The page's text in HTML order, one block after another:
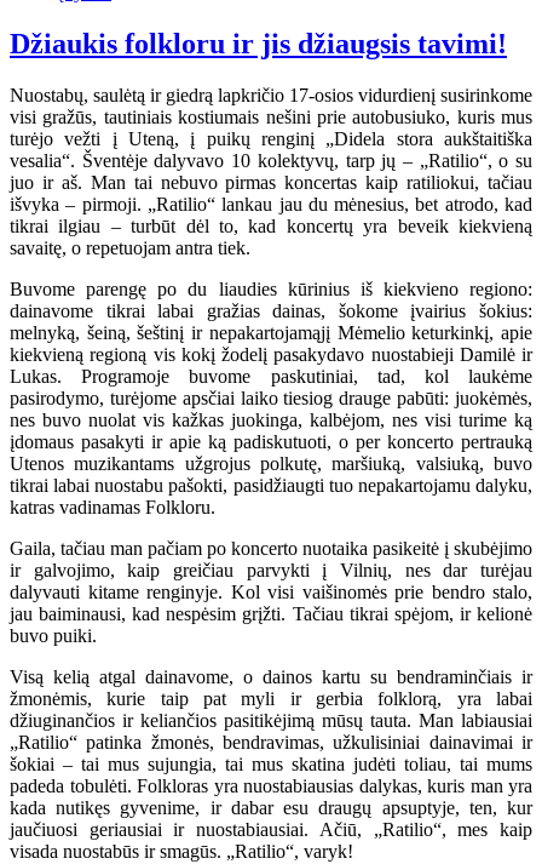
Džiaukis folkloru ir jis džiaugsis tavimi!
Nuostabų, saulėtą ir giedrą lapkričio 17-osios vidurdienį susirinkome
visi gražūs, tautiniais kostiumais nešini prie autobusiuko, kuris mus
turėjo vežti į Uteną, į puikų renginį „Didela stora aukštaitiška
vesalia“. Šventėje dalyvavo 10 kolektyvų, tarp jų – „Ratilio“, o su
juo ir aš. Man tai nebuvo pirmas koncertas kaip ratiliokui, tačiau
išvyka – pirmoji. „Ratilio“ lankau jau du mėnesius, bet atrodo, kad
tikrai ilgiau – turbūt dėl to, kad koncertų yra beveik kiekvieną
savaitę, o repetuojam antra tiek.
Buvome parengę po du liaudies kūrinius iš kiekvieno regiono:
dainavome tikrai labai gražias dainas, šokome įvairius šokius:
melnyką, šeiną, šeštinį ir nepakartojamąjį Mėmelio keturkinkį, apie
kiekvieną regioną vis kokį žodelį pasakydavo nuostabieji Damilė ir
Lukas. Programoje buvome paskutiniai, tad, kol laukėme
pasirodymo, turėjome apsčiai laiko tiesiog drauge pabūti: juokėmės,
nes buvo nuolat vis kažkas juokinga, kalbėjom, nes visi turime ką
įdomaus pasakyti ir apie ką padiskutuoti, o per koncerto pertrauką
Utenos muzikantams užgrojus polkutę, maršiuką, valsiuką, buvo
tikrai labai nuostabu pašokti, pasidžiaugti tuo nepakartojamu dalyku,
katras vadinamas Folkloru.
Gaila, tačiau man pačiam po koncerto nuotaika pasikeitė į skubėjimo
ir galvojimo, kaip greičiau parvykti į Vilnių, nes dar turėjau
dalyvauti kitame renginyje. Kol visi vaišinomės prie bendro stalo,
jau baiminausi, kad nespėsim grįžti. Tačiau tikrai spėjom, ir kelionė
buvo puiki.
Visą kelią atgal dainavome, o dainos kartu su bendraminčiais ir
žmonėmis, kurie taip pat myli ir gerbia folklorą, yra labai
džiuginančios ir keliančios pasitikėjimą mūsų tauta. Man labiausiai
„Ratilio“ patinka žmonės, bendravimas, užkulisiniai dainavimai ir
šokiai – tai mus sujungia, tai mus skatina judėti toliau, tai mums
padeda tobulėti. Folkloras yra nuostabiausias dalykas, kuris man yra
kada nutikęs gyvenime, ir dabar esu draugų apsuptyje, ten, kur
jaučiuosi geriausiai ir nuostabiausiai. Ačiū, „Ratilio“, mes kaip
visada nuostabūs ir smagūs. „Ratilio“, varyk!